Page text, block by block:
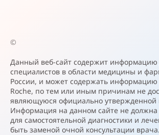
©
Данный веб-сайт содержит информацию
специалистов в области медицины и
России, и может содержать информацию
Roche, по тем или иным причинам не
являющуюся официально утвержденной
Информация на данном сайте не должна
для самостоятельной диагностики и
быть заменой очной консультации врача.